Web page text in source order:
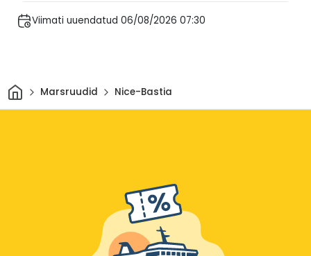
Viimati uuendatud 06/08/2026 07:30
Avaleht
Marsruudid Nice-Bastia